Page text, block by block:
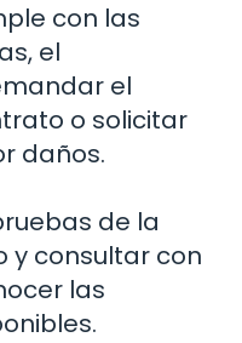
con las
el
el
o solicitar
daños.
de la
y consultar con
las